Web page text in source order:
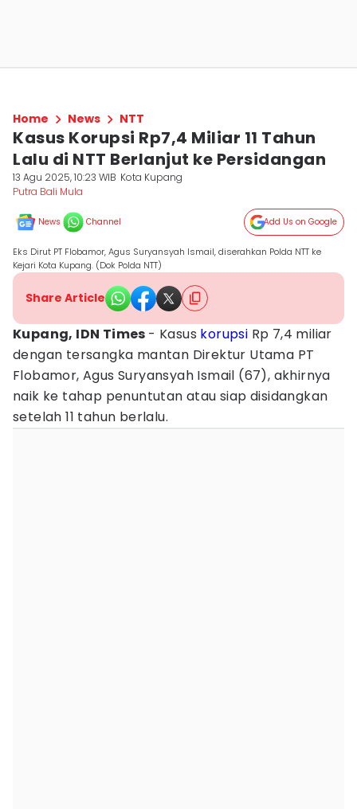
Home News NTT
Kasus Korupsi Rp7,4 Miliar 11 Tahun
Lalu di NTT Berlanjut ke Persidangan
13 Agu 2025, 10:23 WIB Kota Kupang
Putra Bali Mula
News Channel Add Us on Google
Eks Dirut PT Flobamor, Agus Suryansyah Ismail, diserahkan Polda NTT ke
Kejari Kota Kupang. (Dok Polda NTT)
Share Article
Kupang, IDN Times - Kasus korupsi Rp 7,4 miliar
dengan tersangka mantan Direktur Utama PT
Flobamor, Agus Suryansyah Ismail (67), akhirnya
naik ke tahap penuntutan atau siap disidangkan
setelah 11 tahun berlalu.